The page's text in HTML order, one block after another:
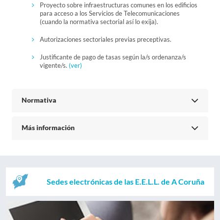
Proyecto sobre infraestructuras comunes en los edificios
para acceso a los Servicios de Telecomunicaciones
(cuando la normativa sectorial así lo exija).
Autorizaciones sectoriales previas preceptivas.
Justificante de pago de tasas según la/s ordenanza/s
vigente/s. (ver)
Normativa
Más información
Sedes electrónicas de las E.E.L.L. de A Coruña